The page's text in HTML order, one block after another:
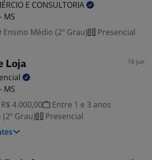
E CONSULTORIA
MS
Ensino Médio (2º Grau) Presencial
Loja 16 jun
MS
4.000,00
Entre 1 e 3 anos
Grau)
Presencial